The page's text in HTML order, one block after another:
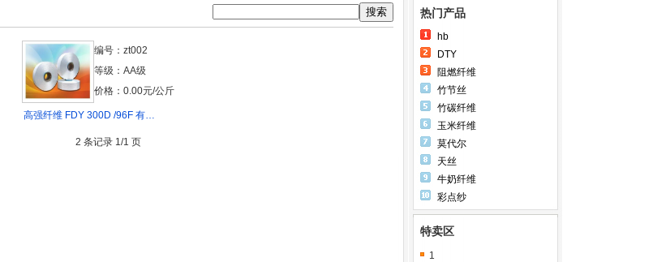
搜索
编号：zt002
等级：AA级
价格：0.00元/公斤
高强纤维 FDY 300D /96F 有…
2 条记录 1/1 页
热门产品
hb
DTY
阻燃纤维
竹节丝
竹碳纤维
玉米纤维
莫代尔
天丝
牛奶纤维
彩点纱
特卖区
1